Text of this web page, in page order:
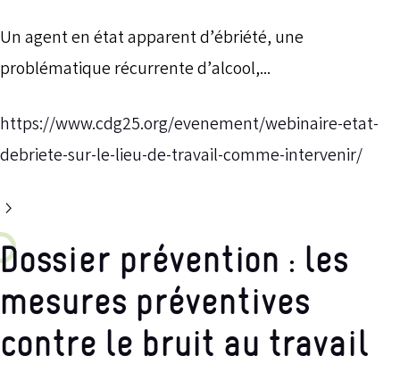
Un agent en état apparent d’ébriété, une
problématique récurrente d’alcool,...
https://www.cdg25.org/evenement/webinaire-etat-
debriete-sur-le-lieu-de-travail-comme-intervenir/
Dossier prévention : les
mesures préventives
contre le bruit au travail